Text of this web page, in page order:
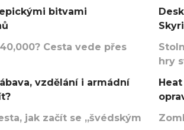
bitvami
Cesta vede přes
vzdělání i armádní
jak začít se „švédským
hry